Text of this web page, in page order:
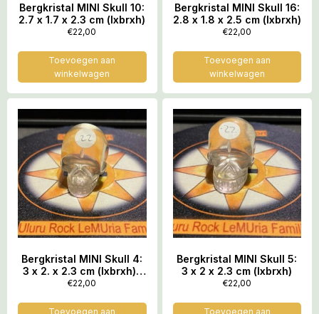
Bergkristal MINI Skull 10:
2.7 x 1.7 x 2.3 cm (lxbrxh)
€22,00
Toevoegen aan
winkelwagen
Bergkristal MINI Skull 16:
2.8 x 1.8 x 2.5 cm (lxbrxh)
€22,00
Toevoegen aan
winkelwagen
Bergkristal MINI Skull 4:
3 x 2. x 2.3 cm (lxbrxh)-
20 gram
€22,00
Toevoegen aan
Bergkristal MINI Skull 5:
3 x 2 x 2.3 cm (lxbrxh)
€22,00
Toevoegen aan